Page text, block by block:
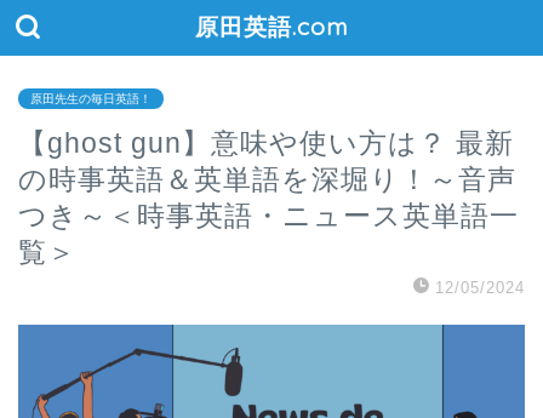
原田英語.com
原田先生の毎日英語！
【ghost gun】意味や使い方は？ 最新
の時事英語＆英単語を深堀り！～音声
つき～＜時事英語・ニュース英単語一
覧＞
12/05/2024